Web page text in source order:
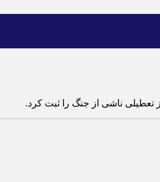
تعطیلی ناشی از جنگ را ثبت کرد.